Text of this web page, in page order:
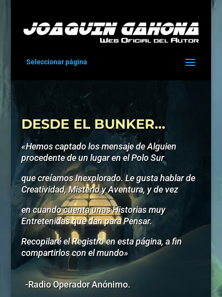
Seleccionar página
DESDE EL BUNKER…
«Hemos captado los mensaje de Alguien
procedente de un lugar en el Polo Sur
que creíamos Inexplorado. Le gusta hablar de
Creatividad, Misterio y Aventura, y de vez
en cuando cuenta unas Historias muy
Entretenidas que dan para Pensar.
Recopilaré el Registro en esta página, a fin
compartirlos con el mundo»
-Radio Operador Anónimo.